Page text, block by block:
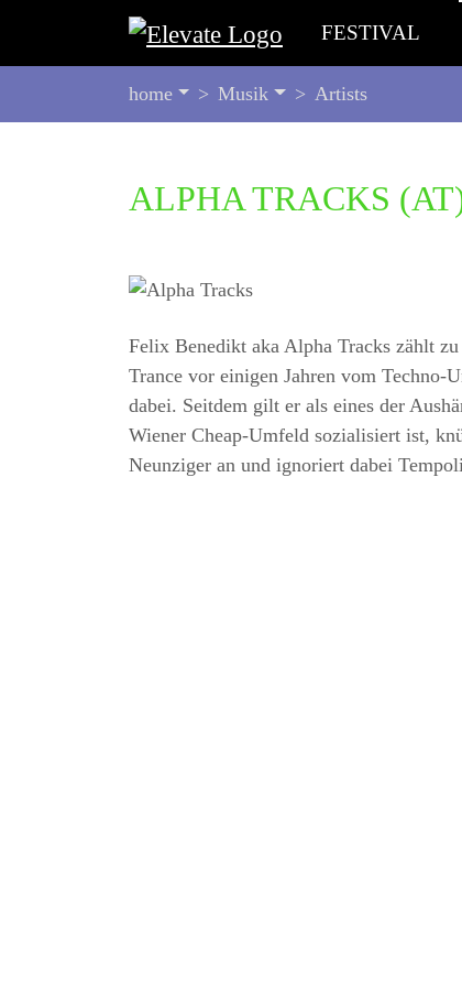
FESTIVAL
BEFINDEN
SICH
home Musik Artists
ALPHA TRACKS
Felix Benedikt aka Alpha Tracks zählt
Trance vor einigen Jahren vom Techno-
dabei. Seitdem gilt er als eines der
Wiener Cheap-Umfeld sozialisiert ist,
Neunziger an und ignoriert dabei